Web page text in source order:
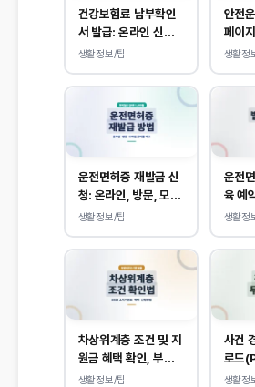
건강보험료 납부확인
서 발급: 온라인 신청
방법, 모바일 내역 조
생활정보/팁
안전
페이지
전면
생활정
운전면허증 재발급 신
청: 온라인, 방문, 모바
일 갱신 및 분실 대응
생활정보/팁
운전
육 예
접수
생활정
차상위계층 조건 및 지
원금 혜택 확인, 부양
의무자 기준 없이 소
생활정보/팁
사건
로드
작성
생활정